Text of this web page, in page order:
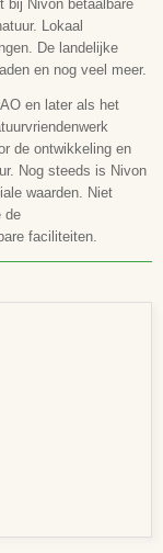
bij Nivon betaalbare
Lokaal
De landelijke
en nog veel meer.
en later als het
de ontwikkeling en
Nog steeds is Nivon
waarden. Niet
de
faciliteiten.